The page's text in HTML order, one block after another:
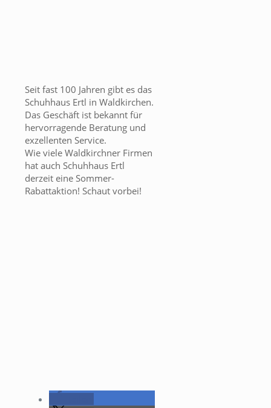
Seit fast 100 Jahren gibt es das
Schuhhaus Ertl in Waldkirchen.
Das Geschäft ist bekannt für
hervorragende Beratung und
exzellenten Service.
Wie viele Waldkirchner Firmen
hat auch Schuhhaus Ertl
derzeit eine Sommer-
Rabattaktion! Schaut vorbei!